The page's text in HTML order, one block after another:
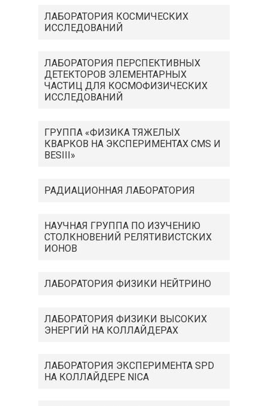
ЛАБОРАТОРИЯ КОСМИЧЕСКИХ
ИССЛЕДОВАНИЙ
ЛАБОРАТОРИЯ ПЕРСПЕКТИВНЫХ
ДЕТЕКТОРОВ ЭЛЕМЕНТАРНЫХ
ЧАСТИЦ ДЛЯ КОСМОФИЗИЧЕСКИХ
ИССЛЕДОВАНИЙ
ГРУППА «ФИЗИКА ТЯЖЕЛЫХ
КВАРКОВ НА ЭКСПЕРИМЕНТАХ CMS И
BESIII»
РАДИАЦИОННАЯ ЛАБОРАТОРИЯ
НАУЧНАЯ ГРУППА ПО ИЗУЧЕНИЮ
СТОЛКНОВЕНИЙ РЕЛЯТИВИСТСКИХ
ИОНОВ
ЛАБОРАТОРИЯ ФИЗИКИ НЕЙТРИНО
ЛАБОРАТОРИЯ ФИЗИКИ ВЫСОКИХ
ЭНЕРГИЙ НА КОЛЛАЙДЕРАХ
ЛАБОРАТОРИЯ ЭКСПЕРИМЕНТА SPD
НА КОЛЛАЙДЕРЕ NICA